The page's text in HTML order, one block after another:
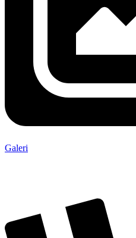
Galeri